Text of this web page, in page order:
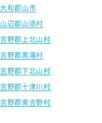
大和郡山市
山辺郡山添村
吉野郡上北山村
吉野郡黒滝村
吉野郡下北山村
吉野郡十津川村
吉野郡東吉野村